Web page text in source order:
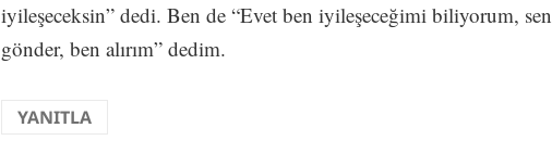
iyileşeceksin” dedi. Ben de “Evet ben iyileşeceğimi biliyorum, sen
gönder, ben alırım” dedim.
YANITLA